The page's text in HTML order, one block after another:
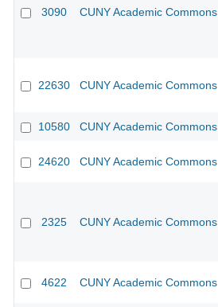
3090 CUNY Academic Commons
22630 CUNY Academic Commons
10580 CUNY Academic Commons
24620 CUNY Academic Commons
2325 CUNY Academic Commons
4622 CUNY Academic Commons